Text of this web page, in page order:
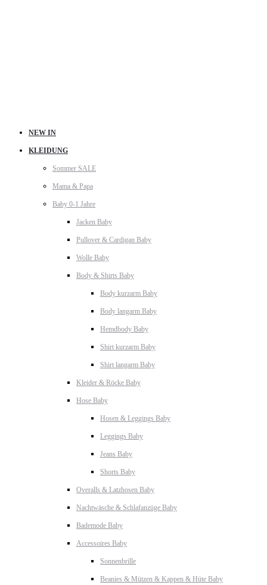
NEW IN
KLEIDUNG
Sommer SALE
Mama & Papa
Baby 0-1 Jahre
Jacken Baby
Pullover & Cardigan Baby
Wolle Baby
Body & Shirts Baby
Body kurzarm Baby
Body langarm Baby
Hemdbody Baby
Shirt kurzarm Baby
Shirt langarm Baby
Kleider & Röcke Baby
Hose Baby
Hosen & Leggings Baby
Leggings Baby
Jeans Baby
Shorts Baby
Overalls & Latzhosen Baby
Nachtwäsche & Schlafanzüge Baby
Bademode Baby
Accessoires Baby
Sonnenbrille
Beanies & Mützen & Kappen & Hüte Baby